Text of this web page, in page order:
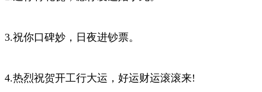
3.祝你口碑妙，日夜进钞票。
4.热烈祝贺开工行大运，好运财运滚滚来!